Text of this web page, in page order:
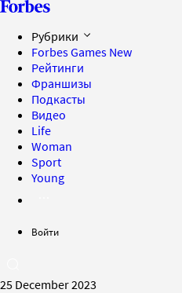
Рубрики
Forbes Games New
Рейтинги
Франшизы
Подкасты
Видео
Life
Woman
Sport
Young
Войти
25 December 2023